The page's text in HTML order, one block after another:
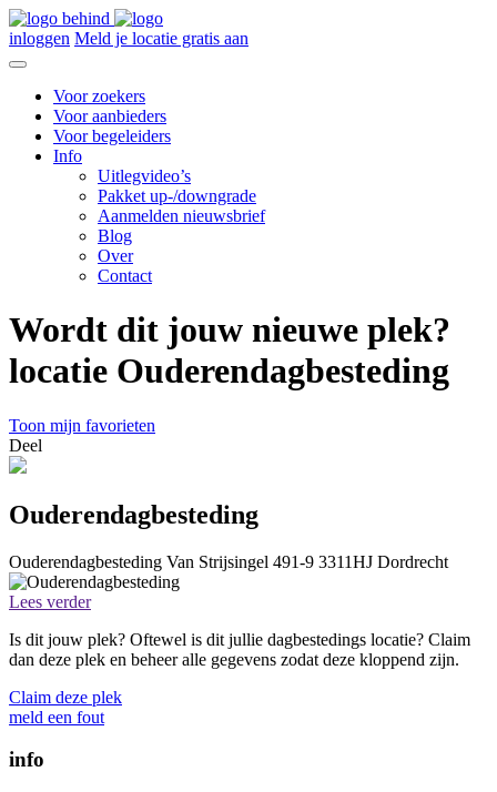
inloggen Meld je locatie gratis aan
Voor zoekers
Voor aanbieders
Voor begeleiders
Info
Uitlegvideo’s
Pakket up-/downgrade
Aanmelden nieuwsbrief
Blog
Over
Contact
Wordt dit jouw nieuwe plek?
locatie Ouderendagbesteding
Toon mijn favorieten
Deel
Ouderendagbesteding
Ouderendagbesteding Van Strijsingel 491-9 3311HJ Dordrecht
Lees verder
Is dit jouw plek? Oftewel is dit jullie dagbestedings locatie? Claim
dan deze plek en beheer alle gegevens zodat deze kloppend zijn.
Claim deze plek
meld een fout
info